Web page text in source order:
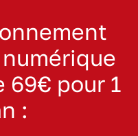
69€ pour 1
: